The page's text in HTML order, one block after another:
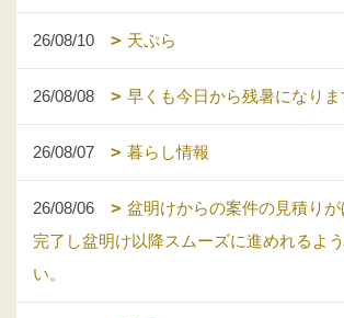
26/08/10 天ぷら
26/08/08 早くも今日から残暑になりま
26/08/07 暮らし情報
26/08/06
盆明けからの案件の見積り
完了し盆明け以降スムーズに進めれるよ
い。